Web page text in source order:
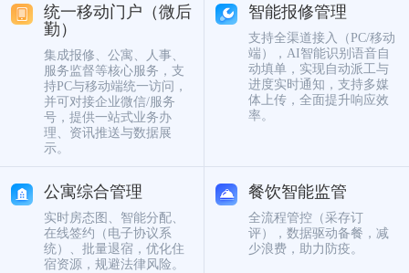
统一移动门户（微后
勤）
集成报修、公寓、人事、
服务监督等核心服务，支
持PC与移动端统一访问，
并可对接企业微信/服务
号，提供一站式业务办
理、资讯推送与数据展
示。
智能报修管理
支持全渠道接入（PC/移动
端），AI智能识别语音自
动填单，实现自动派工与
进度实时通知，支持多媒
体上传，全面提升响应效
率。
公寓综合管理
实时房态图、智能分配、
在线签约（电子协议系
统）、批量退宿，优化住
宿资源，规避法律风险。
餐饮智能监管
全流程管控（采存订
评），数据驱动备餐，减
少浪费，助力防疫。